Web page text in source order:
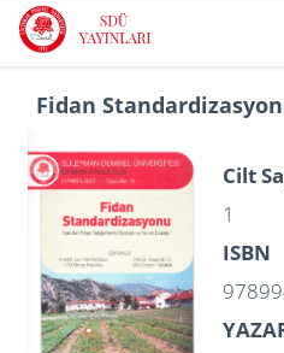
Fidan
Cilt
1
ISBN